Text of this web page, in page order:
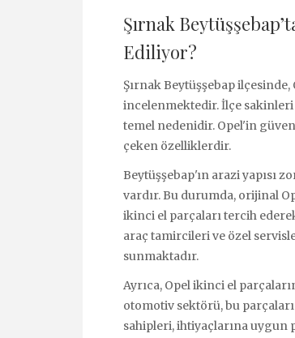
Şırnak
Ediliyor?
Şırnak Beytüşşebap
incelenmektedir. İlçe sakinleri
temel nedenidir. Opel'in
çeken özelliklerdir.
Beytüşşebap'ın arazi yapısı
vardır. Bu durumda, orijinal
ikinci el parçaları tercih
araç tamircileri ve özel
sunmaktadır.
Ayrıca, Opel ikinci el
otomotiv sektörü, bu
sahipleri, ihtiyaçlarına uygun